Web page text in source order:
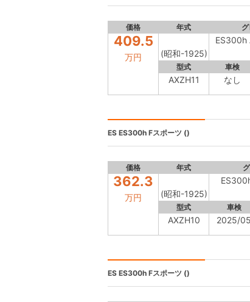
価格 年式
409.5
万円 (昭和-1925)
ES300h
型式 車検
AXZH11 なし
ES ES300h Fスポーツ ()
価格 年式
362.3
万円 (昭和-1925)
型式 車検
AXZH10 2025/05
ES ES300h Fスポーツ ()